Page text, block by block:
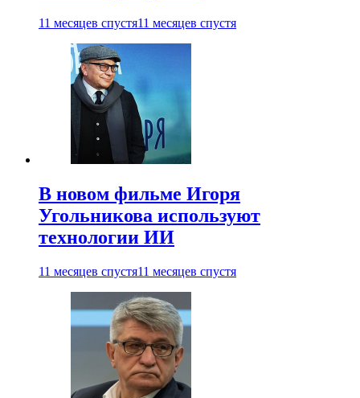
11 месяцев спустя11 месяцев спустя
В новом фильме Игоря
Угольникова используют
технологии ИИ
11 месяцев спустя11 месяцев спустя